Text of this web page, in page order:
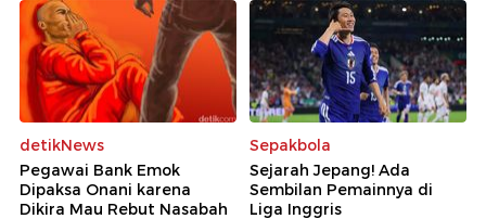
detikNews
Pegawai Bank Emok
Dipaksa Onani karena
Dikira Mau Rebut Nasabah
Sepakbola
Sejarah Jepang! Ada
Sembilan Pemainnya di
Liga Inggris